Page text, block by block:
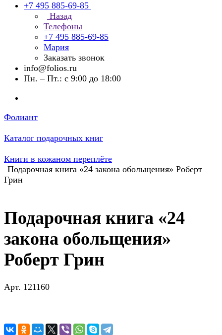
+7 495 885-69-85
Назад
Телефоны
+7 495 885-69-85
Мария
Заказать звонок
info@folios.ru
Пн. – Пт.: с 9:00 до 18:00
Фолиант
Каталог подарочных книг
Книги в кожаном переплёте
Подарочная книга «24 закона обольщения» Роберт
Грин
Подарочная книга «24
закона обольщения»
Роберт Грин
Арт. 121160